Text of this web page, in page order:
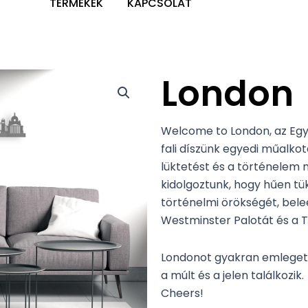
London
Welcome to London, az
fali díszünk egyedi
lüktetést és a történelem
kidolgoztunk, hogy hűen
történelmi örökségét,
Westminster Palotát és a
Londonot gyakran
a múlt és a jelen találkozik.
Cheers!